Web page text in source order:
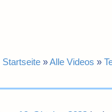
Startseite »Alle Videos »